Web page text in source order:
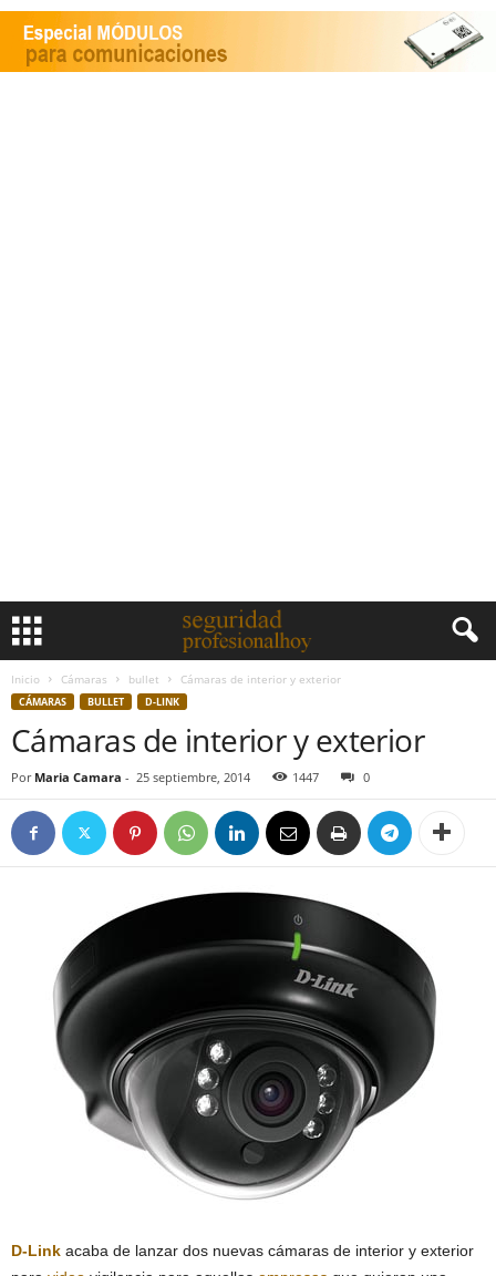
Inicio Cámaras bullet Cámaras de interior y exterior
CÁMARAS BULLET D-LINK
Cámaras de interior y exterior
Por Maria Camara - 25 septiembre, 2014 1447 0
D-Link acaba de lanzar dos nuevas cámaras de interior y exterior